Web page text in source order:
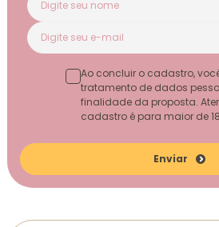
Enviar
Ao concluir o cadastro,
tratamento de dados
finalidade da proposta.
cadastro é para maior de